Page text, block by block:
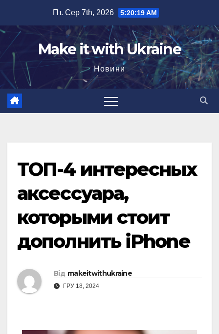
вмісту
Пт. Сер 7th, 2026 5:20:20 AM
Make it with Ukraine
Новини
ТОП-4 интересных
аксессуара,
которыми стоит
дополнить iPhone
Від makeitwithukraine
ГРУ 18, 2024